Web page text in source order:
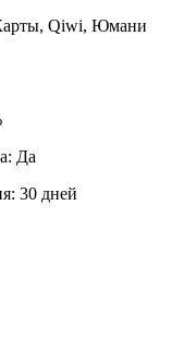
Qiwi, Юмани
Да
30 дней